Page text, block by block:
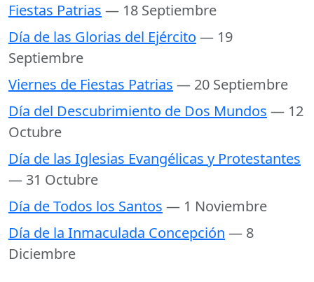
Fiestas Patrias — 18 Septiembre
Día de las Glorias del Ejército — 19
Septiembre
Viernes de Fiestas Patrias — 20 Septiembre
Día del Descubrimiento de Dos Mundos — 12
Octubre
Día de las Iglesias Evangélicas y Protestantes
— 31 Octubre
Día de Todos los Santos — 1 Noviembre
Día de la Inmaculada Concepción — 8
Diciembre